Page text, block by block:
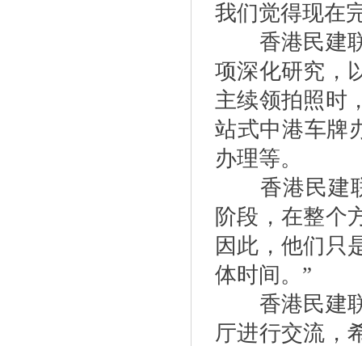
我们觉得现在
香港民建联
项深化研究，
主续领拍照时
站式中港车牌
办理等。
香港民建联
阶段，在整个
因此，他们只
体时间。”
香港民建联
厅进行交流，